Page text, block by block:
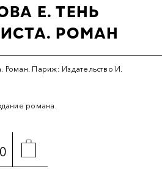
Е. ТЕНЬ
РОМАН
Роман. Париж: Издательство И.
романа.